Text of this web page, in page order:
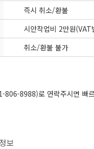
즉시 취소/환불
시안작업비 2만원
취소/환불 불가
806-8988)로 연락주시면 빠
보